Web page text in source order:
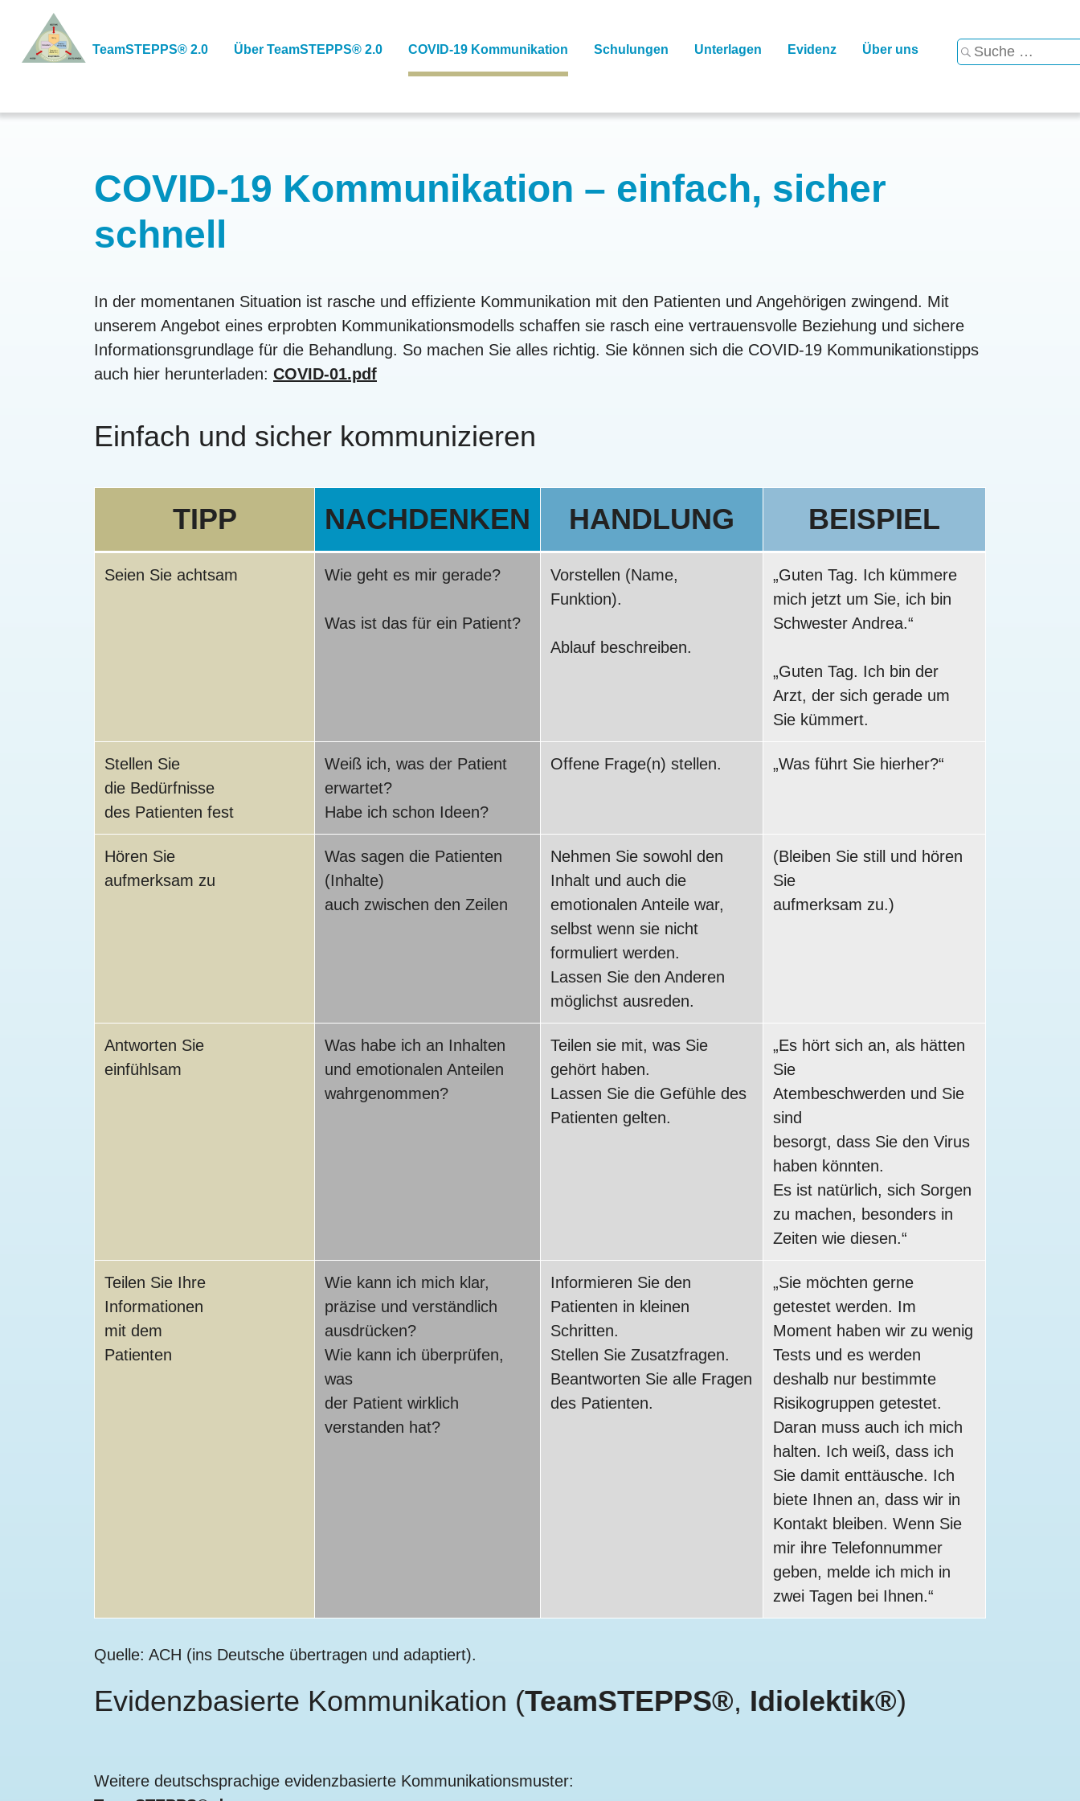
content
TeamSTEPPS® 2.0 Über TeamSTEPPS® 2.0 COVID-19 Kommunikation Schulungen Unterlagen Evidenz Über uns
Suche
…
COVID-19 Kommunikation – einfach, sicher
schnell
In der momentanen Situation ist rasche und effiziente Kommunikation mit den Patienten und Angehörigen zwingend. Mit
unserem Angebot eines erprobten Kommunikationsmodells schaffen sie rasch eine vertrauensvolle Beziehung und sichere
Informationsgrundlage für die Behandlung. So machen Sie alles richtig. Sie können sich die COVID-19 Kommunikationstipps
auch hier herunterladen: COVID-01.pdf
Einfach und sicher kommunizieren
TIPP NACHDENKEN HANDLUNG BEISPIEL
Seien Sie achtsam Wie geht es mir gerade?
Was ist das für ein Patient?
Vorstellen (Name,
Funktion).
Ablauf beschreiben.
„Guten Tag. Ich kümmere
mich jetzt um Sie, ich bin
Schwester Andrea.“
„Guten Tag. Ich bin der
Arzt, der sich gerade um
Sie kümmert.
Stellen Sie
die Bedürfnisse
des Patienten fest
Weiß ich, was der Patient
erwartet?
Habe ich schon Ideen?
Offene Frage(n) stellen. „Was führt Sie hierher?“
Hören Sie
aufmerksam zu
Was sagen die Patienten
(Inhalte)
auch zwischen den Zeilen
Nehmen Sie sowohl den
Inhalt und auch die
emotionalen Anteile war,
selbst wenn sie nicht
formuliert werden.
Lassen Sie den Anderen
möglichst ausreden.
(Bleiben Sie still und hören
Sie
aufmerksam zu.)
Antworten Sie
einfühlsam
Was habe ich an Inhalten
und emotionalen Anteilen
wahrgenommen?
Teilen sie mit, was Sie
gehört haben.
Lassen Sie die Gefühle des
Patienten gelten.
„Es hört sich an, als hätten
Sie
Atembeschwerden und Sie
sind
besorgt, dass Sie den Virus
haben könnten.
Es ist natürlich, sich Sorgen
zu machen, besonders in
Zeiten wie diesen.“
Teilen Sie Ihre
Informationen
mit dem
Patienten
Wie kann ich mich klar,
präzise und verständlich
ausdrücken?
Wie kann ich überprüfen,
was
der Patient wirklich
verstanden hat?
Informieren Sie den
Patienten in kleinen
Schritten.
Stellen Sie Zusatzfragen.
Beantworten Sie alle Fragen
des Patienten.
„Sie möchten gerne
getestet werden. Im
Moment haben wir zu wenig
Tests und es werden
deshalb nur bestimmte
Risikogruppen getestet.
Daran muss auch ich mich
halten. Ich weiß, dass ich
Sie damit enttäusche. Ich
biete Ihnen an, dass wir in
Kontakt bleiben. Wenn Sie
mir ihre Telefonnummer
geben, melde ich mich in
zwei Tagen bei Ihnen.“
Quelle: ACH (ins Deutsche übertragen und adaptiert).
Evidenzbasierte Kommunikation (TeamSTEPPS®, Idiolektik®)
Weitere deutschsprachige evidenzbasierte Kommunikationsmuster: